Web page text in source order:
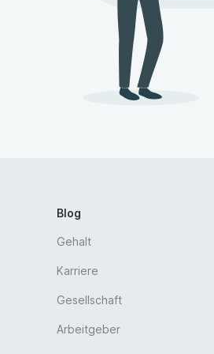
Blog
Gehalt
Karriere
Gesellschaft
Arbeitgeber